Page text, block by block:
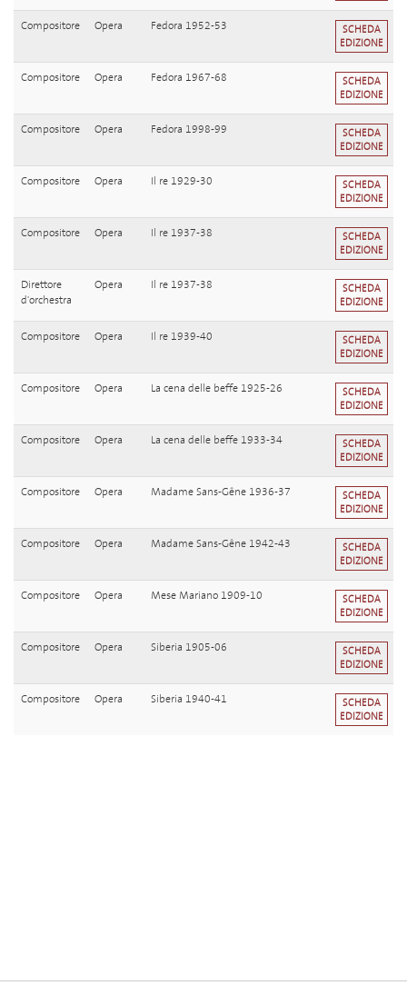
Compositore Opera Fedora 1952-53
SCHEDA
EDIZIONE
Compositore Opera Fedora 1967-68
SCHEDA
EDIZIONE
Compositore Opera Fedora 1998-99
SCHEDA
EDIZIONE
Compositore Opera Il re 1929-30
SCHEDA
EDIZIONE
Compositore Opera Il re 1937-38
SCHEDA
EDIZIONE
Direttore
d'orchestra
Opera Il re 1937-38
SCHEDA
EDIZIONE
Compositore Opera Il re 1939-40
SCHEDA
EDIZIONE
Compositore Opera La cena delle beffe 1925-26
SCHEDA
EDIZIONE
Compositore Opera La cena delle beffe 1933-34
SCHEDA
EDIZIONE
Compositore Opera Madame Sans-Gêne 1936-37
SCHEDA
EDIZIONE
Compositore Opera Madame Sans-Gêne 1942-43
SCHEDA
EDIZIONE
Compositore Opera Mese Mariano 1909-10
SCHEDA
EDIZIONE
Compositore Opera Siberia 1905-06
SCHEDA
EDIZIONE
Compositore Opera Siberia 1940-41
SCHEDA
EDIZIONE